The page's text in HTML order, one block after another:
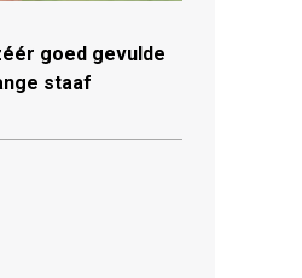
goed gevulde
staaf